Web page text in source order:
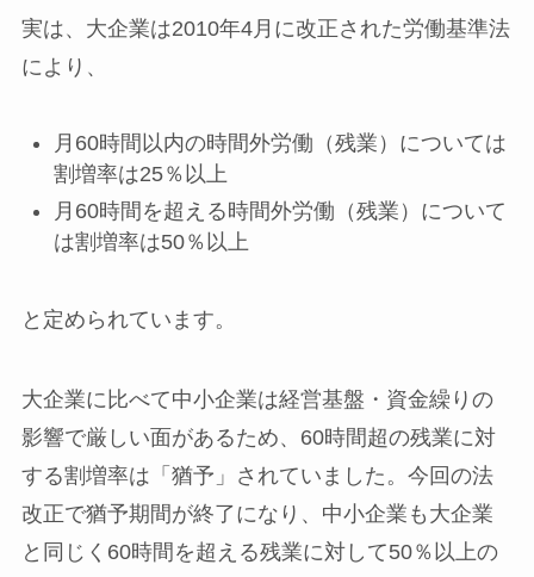
実は、大企業は2010年4月に改正された労働基準法
により、
月60時間以内の時間外労働（残業）については
割増率は25％以上
月60時間を超える時間外労働（残業）について
は割増率は50％以上
と定められています。
大企業に比べて中小企業は経営基盤・資金繰りの
影響で厳しい面があるため、60時間超の残業に対
する割増率は「猶予」されていました。今回の法
改正で猶予期間が終了になり、中小企業も大企業
と同じく60時間を超える残業に対して50％以上の